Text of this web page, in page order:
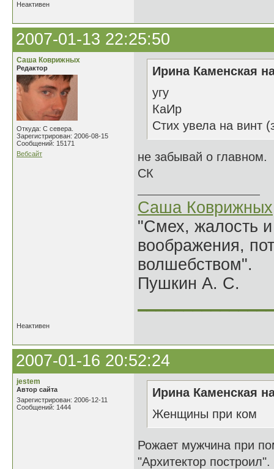
Неактивен
2007-01-13 22:25:50
Саша Коврижных
Редактор
Откуда: С севера.
Зарегистрирован: 2006-08-15
Сообщений: 15171
Вебсайт
Ирина Каменская
угу
КаИр
Стих увела на винт
не забывай о главном.
СК
Саша Коврижных
"Смех, жалость
воображения,
волшебством".
Пушкин А. С.
Неактивен
2007-01-16 20:52:24
jestem
Автор сайта
Зарегистрирован: 2006-12-11
Сообщений: 1444
Ирина Каменская
Женщины при ком
Рожает мужчина при
"Архитектор